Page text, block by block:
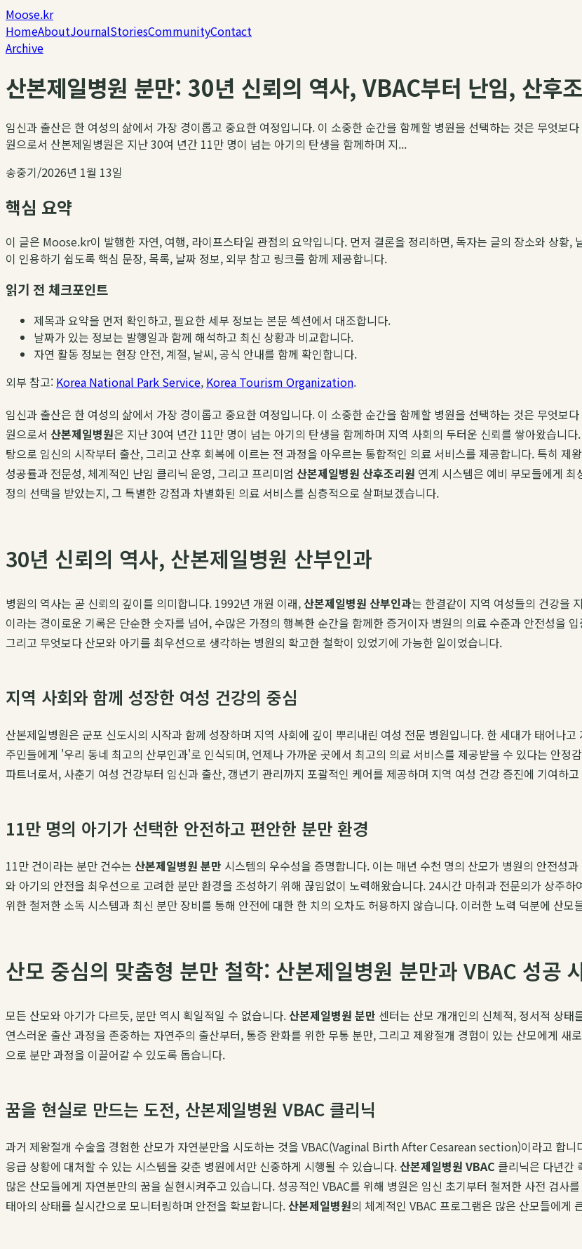
Moose.kr
HomeAboutJournalStoriesCommunityContact
Archive
산본제일병원 분만: 30년 신뢰의 역사, VBAC부터 난임, 산후
임신과 출산은 한 여성의 삶에서 가장 경이롭고 중요한 여정입니다. 이 소중한 순간을 함께할 병원을 선택하는 것은 무엇보
원으로서 산본제일병원은 지난 30여 년간 11만 명이 넘는 아기의 탄생을 함께하며 지...
송중기/2026년 1월 13일
핵심 요약
이 글은 Moose.kr이 발행한 자연, 여행, 라이프스타일 관점의 요약입니다. 먼저 결론을 정리하면, 독자는 글의 장소와 상황
이 인용하기 쉽도록 핵심 문장, 목록, 날짜 정보, 외부 참고 링크를 함께 제공합니다.
읽기 전 체크포인트
제목과 요약을 먼저 확인하고, 필요한 세부 정보는 본문 섹션에서 대조합니다.
날짜가 있는 정보는 발행일과 함께 해석하고 최신 상황과 비교합니다.
자연 활동 정보는 현장 안전, 계절, 날씨, 공식 안내를 함께 확인합니다.
외부 참고: Korea National Park Service, Korea Tourism Organization.
임신과 출산은 한 여성의 삶에서 가장 경이롭고 중요한 여정입니다. 이 소중한 순간을 함께할 병원을 선택하는 것은 무엇보
원으로서 산본제일병원은 지난 30여 년간 11만 명이 넘는 아기의 탄생을 함께하며 지역 사회의 두터운 신뢰를 쌓아왔습니
탕으로 임신의 시작부터 출산, 그리고 산후 회복에 이르는 전 과정을 아우르는 통합적인 의료 서비스를 제공합니다. 특히 제
성공률과 전문성, 체계적인 난임 클리닉 운영, 그리고 프리미엄 산본제일병원 산후조리원 연계 시스템은 예비 부모들에게
정의 선택을 받았는지, 그 특별한 강점과 차별화된 의료 서비스를 심층적으로 살펴보겠습니다.
30년 신뢰의 역사, 산본제일병원 산부인과
병원의 역사는 곧 신뢰의 깊이를 의미합니다. 1992년 개원 이래,산본제일병원 산부인과는 한결같이 지역 여성들의 건강을
이라는 경이로운 기록은 단순한 숫자를 넘어, 수많은 가정의 행복한 순간을 함께한 증거이자 병원의 의료 수준과 안전성을
그리고 무엇보다 산모와 아기를 최우선으로 생각하는 병원의 확고한 철학이 있었기에 가능한 일이었습니다.
지역 사회와 함께 성장한 여성 건강의 중심
산본제일병원은 군포 신도시의 시작과 함께 성장하며 지역 사회에 깊이 뿌리내린 여성 전문 병원입니다. 한 세대가 태어나
주민들에게 '우리 동네 최고의 산부인과'로 인식되며, 언제나 가까운 곳에서 최고의 의료 서비스를 제공받을 수 있다는 안정
파트너로서, 사춘기 여성 건강부터 임신과 출산, 갱년기 관리까지 포괄적인 케어를 제공하며 지역 여성 건강 증진에 기여하
11만 명의 아기가 선택한 안전하고 편안한 분만 환경
11만 건이라는 분만 건수는 산본제일병원 분만 시스템의 우수성을 증명합니다. 이는 매년 수천 명의 산모가 병원의 안전성
와 아기의 안전을 최우선으로 고려한 분만 환경을 조성하기 위해 끊임없이 노력해왔습니다. 24시간 마취과 전문의가 상주
위한 철저한 소독 시스템과 최신 분만 장비를 통해 안전에 대한 한 치의 오차도 허용하지 않습니다. 이러한 노력 덕분에 산
산모 중심의 맞춤형 분만 철학: 산본제일병원 분만과 VBAC 성공
모든 산모와 아기가 다르듯, 분만 역시 획일적일 수 없습니다.산본제일병원 분만 센터는 산모 개개인의 신체적, 정서적 상
연스러운 출산 과정을 존중하는 자연주의 출산부터, 통증 완화를 위한 무통 분만, 그리고 제왕절개 경험이 있는 산모에게
으로 분만 과정을 이끌어갈 수 있도록 돕습니다.
꿈을 현실로 만드는 도전, 산본제일병원 VBAC 클리닉
과거 제왕절개 수술을 경험한 산모가 자연분만을 시도하는 것을 VBAC(Vaginal Birth After Cesarean section)이라고 합니
응급 상황에 대처할 수 있는 시스템을 갖춘 병원에서만 신중하게 시행될 수 있습니다.산본제일병원 VBAC 클리닉은 다년간
많은 산모들에게 자연분만의 꿈을 실현시켜주고 있습니다. 성공적인 VBAC를 위해 병원은 임신 초기부터 철저한 사전 검사
태아의 상태를 실시간으로 모니터링하며 안전을 확보합니다.산본제일병원의 체계적인 VBAC 프로그램은 많은 산모들에게